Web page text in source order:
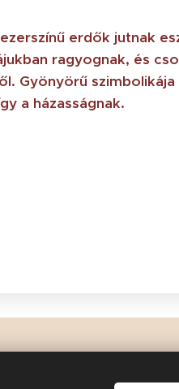
erdők jutnak
ragyognak, és
Gyönyörű
a házasságnak.